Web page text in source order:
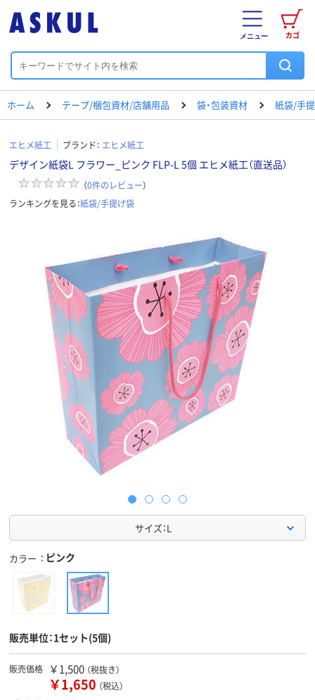
カゴ
メニュー
ホーム テープ/梱包資材/店舗用品 袋・包装資材 紙袋/手
エヒメ紙工 ブランド： エヒメ紙工
デザイン紙袋L フラワー_ピンク FLP-L 5個 エヒメ紙工（直送品）
（0件のレビュー）
ランキングを見る：紙袋/手提げ袋
サイズ：L
カラー ピンク
販売単位：1セット(5個)
販売価格 ￥1,500 （税抜き）
￥1,650 （税込）